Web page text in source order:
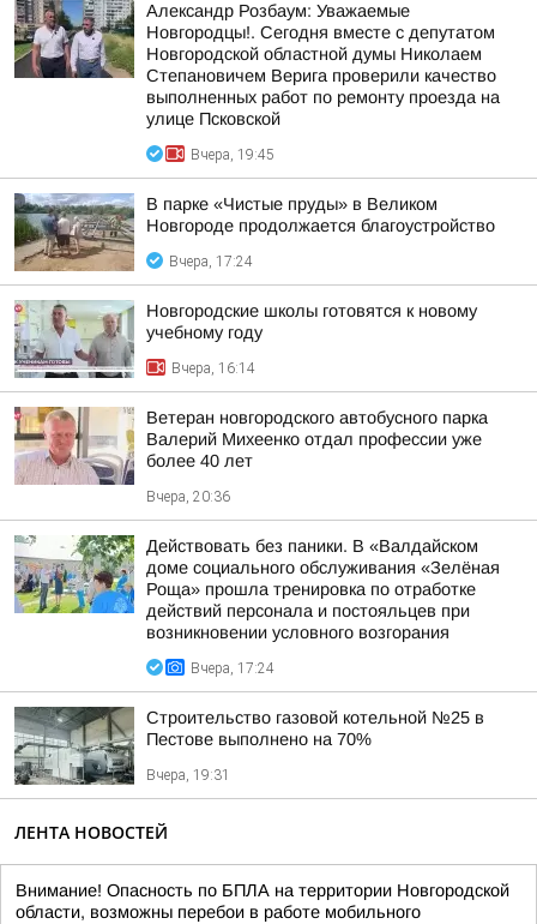
Александр Розбаум: Уважаемые
Новгородцы!. Сегодня вместе с депутатом
Новгородской областной думы Николаем
Степановичем Верига проверили качество
выполненных работ по ремонту проезда на
улице Псковской
Вчера, 19:45
В парке «Чистые пруды» в Великом
Новгороде продолжается благоустройство
Вчера, 17:24
Новгородские школы готовятся к новому
учебному году
Вчера, 16:14
Ветеран новгородского автобусного парка
Валерий Михеенко отдал профессии уже
более 40 лет
Вчера, 20:36
Действовать без паники. В «Валдайском
доме социального обслуживания «Зелёная
Роща» прошла тренировка по отработке
действий персонала и постояльцев при
возникновении условного возгорания
Вчера, 17:24
Строительство газовой котельной №25 в
Пестове выполнено на 70%
Вчера, 19:31
ЛЕНТА НОВОСТЕЙ
Внимание! Опасность по БПЛА на территории Новгородской
области, возможны перебои в работе мобильного